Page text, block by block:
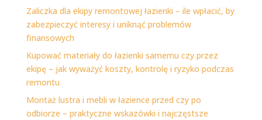
Zaliczka dla ekipy remontowej łazienki – ile wpłacić, by
zabezpieczyć interesy i uniknąć problemów
finansowych
Kupować materiały do łazienki samemu czy przez
ekipę – jak wyważyć koszty, kontrolę i ryzyko podczas
remontu
Montaż lustra i mebli w łazience przed czy po
odbiorze – praktyczne wskazówki i najczęstsze